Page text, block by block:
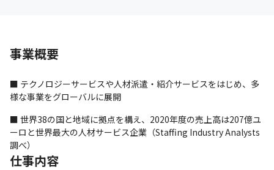
事業概要
■ テクノロジーサービスや人材派遣・紹介サービスをはじめ、多
様な事業をグローバルに展開
■ 世界38の国と地域に拠点を構え、2020年度の売上高は207億ユ
ーロと世界最大の人材サービス企業（Staffing Industry Analysts
調べ）
仕事内容